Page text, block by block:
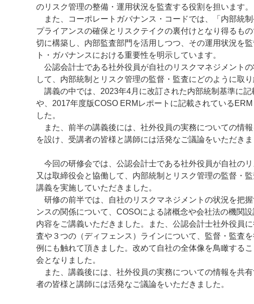
のリスク管理の整備・運用状況を監査する役割を担います。
また、コーポレートガバナンス・コードでは、「内部統
プライアンスの確保とリスクテイクの裏付けとなり得るも
切に構築し、内部監査部門を活用しつつ、その運用状況を
ト・ガバナンスにおける重要性を明示しています。
公認会計士である社外役員が自社のリスクマネジメント
して、内部統制とリスク管理の監督・監査にどのように取
講義の中では、2023年4月に改訂された内部統制基準に
や、2017年度版COSO ERMレポートに記載されている
した。
また、前半の講義後には、社外役員の実務についての情
を設け、受講者の皆様と講師には活発なご議論をいただきま
今回の研修会では、公認会計士である社外役員が自社の
又は取締役会と協働して、内部統制とリスク管理の監督・
講義を実施していただきました。
研修の前半では、自社のリスクマネジメントの状況を把
ンスの関係について、COSOによる諸概念や会社法の機関
内容をご講義いただきました。また、公認会計士社外役員
査や３つの（ディフェンス）ラインについて、監督・監査
例にも触れて頂きました。改めて自社の全体像を鳥瞰する
会となりました。
また、講義後には、社外役員の実務についての情報を共
者の皆様と講師には活発なご議論をいただきました。